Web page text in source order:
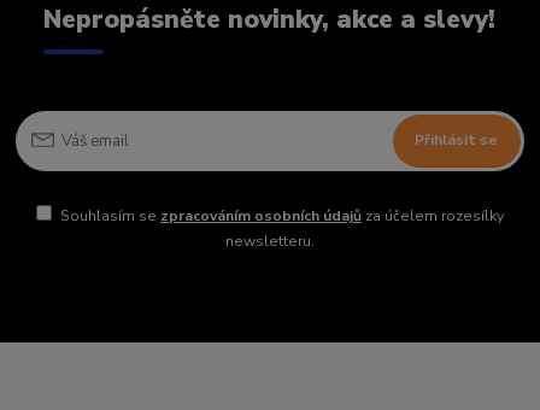
Nepropásněte novinky, akce a slevy!
Přihlásit se
Souhlasím se zpracováním osobních údajůza účelem rozesílky
newsletteru.